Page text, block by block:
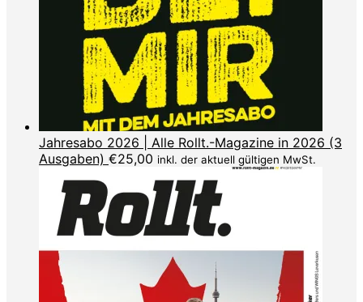
Jahresabo 2026 | Alle Rollt.-Magazine in 2026 (3
Ausgaben) €25,00 inkl. der aktuell gültigen MwSt.